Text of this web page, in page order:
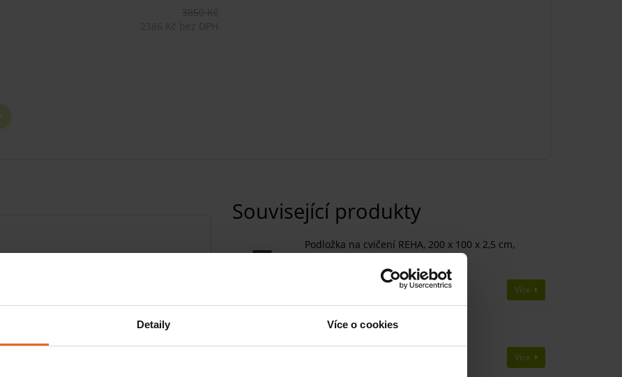
Detaily Více o cookies
Související produkty
Podložka na cvičení REHA, 200 x 100 x 2,5 cm,
Více
Vozík na podložky
Více